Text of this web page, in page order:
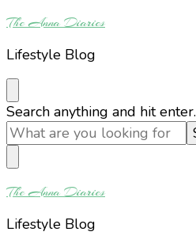
The Anna Diaries
Lifestyle Blog
Looking
for
Something?
Search anything and hit enter.
The Anna Diaries
Lifestyle Blog